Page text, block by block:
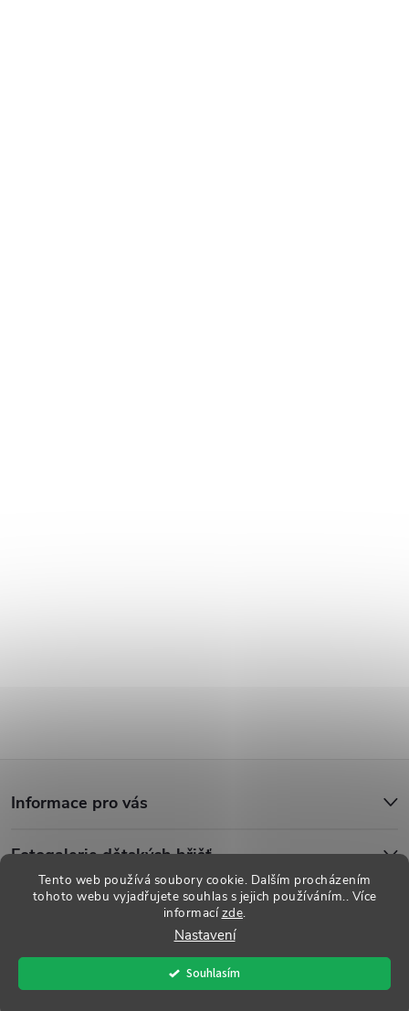
Tento web používá soubory cookie. Dalším procházením
tohoto webu vyjadřujete souhlas s jejich používáním.. Více
informacízde.
Nastavení
Souhlasím
p
Informace pro vás
Fotogalerie dětských hřišť
Vytvořil Shoptet
Dětská hřiště . Všechna práva vyhrazena.
nastavení cookies